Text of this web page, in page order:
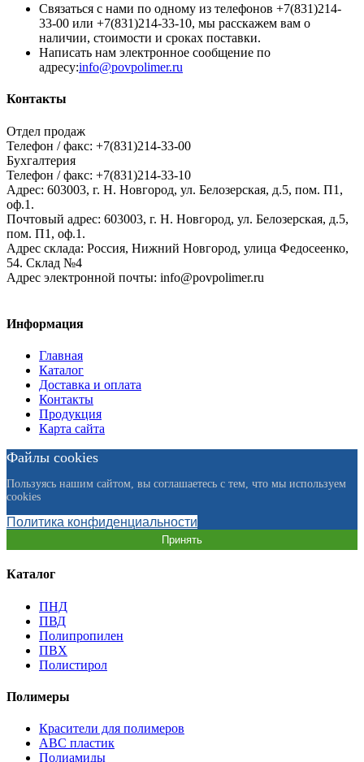
Связаться с нами по одному из телефонов +7(831)214-
33-00 или +7(831)214-33-10, мы расскажем вам о
наличии, стоимости и сроках поставки.
Написать нам электронное сообщение по
адресу:info@povpolimer.ru
Контакты
Отдел продаж
Телефон / факс: +7(831)214-33-00
Бухгалтерия
Телефон / факс: +7(831)214-33-10
Адрес: 603003, г. Н. Новгород, ул. Белозерская, д.5, пом. П1,
оф.1.
Почтовый адрес: 603003, г. Н. Новгород, ул. Белозерская, д.5,
пом. П1, оф.1.
Адрес склада: Россия, Нижний Новгород, улица Федосеенко,
54. Склад №4
Адрес электронной почты: info@povpolimer.ru
Информация
Главная
Каталог
Доставка и оплата
Контакты
Продукция
Карта сайта
Файлы cookies
Пользуясь нашим сайтом, вы соглашаетесь с тем, что мы используем
cookies
Политика конфиденциальности
Принять
Каталог
ПНД
ПВД
Полипропилен
ПВХ
Полистирол
Полимеры
Красители для полимеров
АВС пластик
Полиамиды